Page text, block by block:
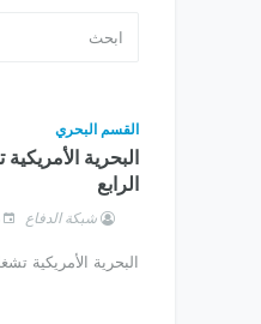
القسم البحري
البحرية
الرابع
شبكة الدفاع
البحرية الأمريكية